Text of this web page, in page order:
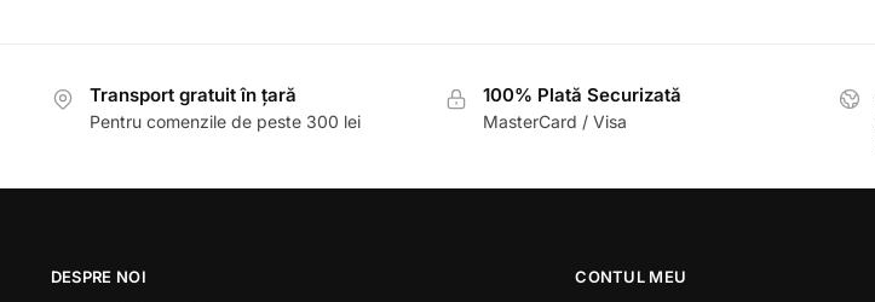
Transport gratuit în țară
Pentru comenzile de peste 300 lei
100% Plată Securizată
MasterCard / Visa
DESPRE NOI CONTUL MEU